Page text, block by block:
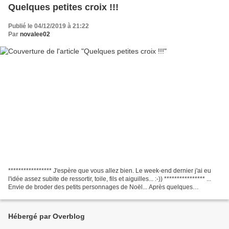
Quelques petites croix !!!
Publié le 04/12/2019 à 21:22
Par novalee02
***************** J'espère que vous allez bien. Le week-end dernier j'ai eu
l'idée assez subite de ressortir, toile, fils et aiguilles... :-)) **************** ...
Envie de broder des petits personnages de Noël... Après quelques
Hébergé par Overblog